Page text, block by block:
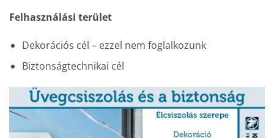
Felhasználási terület
Dekorációs cél – ezzel nem foglalkozunk
Biztonságtechnikai cél